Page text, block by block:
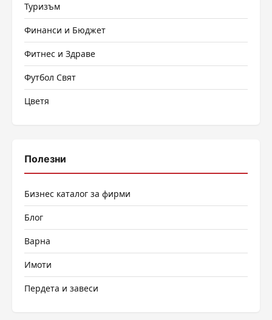
Туризъм
Финанси и Бюджет
Фитнес и Здраве
Футбол Свят
Цветя
Полезни
Бизнес каталог за фирми
Блог
Варна
Имоти
Пердета и завеси